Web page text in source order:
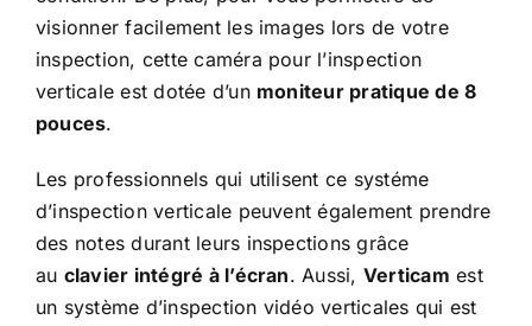
visionner facilement les images lors de votre
inspection, cette caméra pour l’inspection
verticale est dotée d’un moniteur pratique de 8
pouces.
Les professionnels qui utilisent ce systéme
d’inspection verticale peuvent également prendre
des notes durant leurs inspections grâce
au clavier intégré à l’écran. Aussi, Verticam est
un système d’inspection vidéo verticales qui est